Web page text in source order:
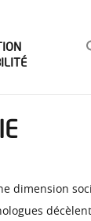
dimension